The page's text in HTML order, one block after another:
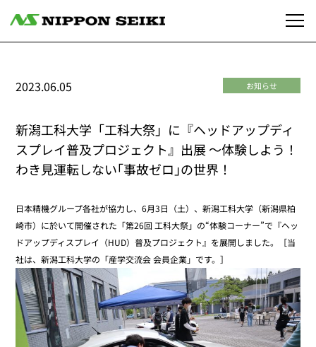
お知らせ
2023.06.05
新潟工科大学「工科大祭」に『ヘッドアップディ
スプレイ普及プロジェクト』出展 ～体験しよう！
わき見運転しない｢事故ゼロ｣の世界！
日本精機グループ各社が協力し、6月3日（土）、新潟工科大学（新潟県柏
崎市）に於いて開催された「第26回 工科大祭」の“体験コーナー”で『ヘッ
ドアップディスプレイ（HUD）普及プロジェクト』を展開しました。［当
社は、新潟工科大学の「産学交流会 会員企業」です。］